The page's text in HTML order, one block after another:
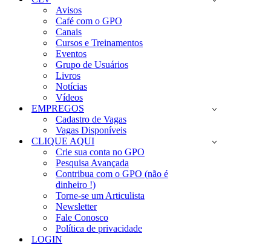
Avisos
Café com o GPO
Canais
Cursos e Treinamentos
Eventos
Grupo de Usuários
Livros
Notícias
Vídeos
EMPREGOS
Cadastro de Vagas
Vagas Disponíveis
CLIQUE AQUI
Crie sua conta no GPO
Pesquisa Avançada
Contribua com o GPO (não é
dinheiro !)
Torne-se um Articulista
Newsletter
Fale Conosco
Política de privacidade
LOGIN